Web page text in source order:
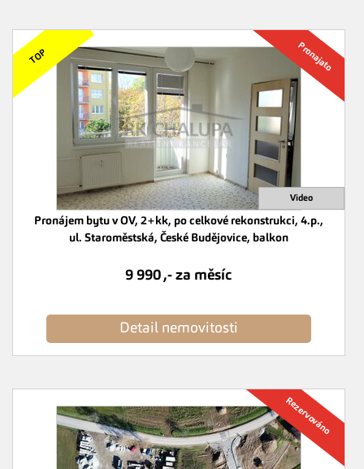
Pronájem bytu v OV, 2+kk, po celkové rekonstrukci, 4.p.,
ul. Staroměstská, České Budějovice, balkon
Detail nemovitosti
9 990 ,- za měsíc